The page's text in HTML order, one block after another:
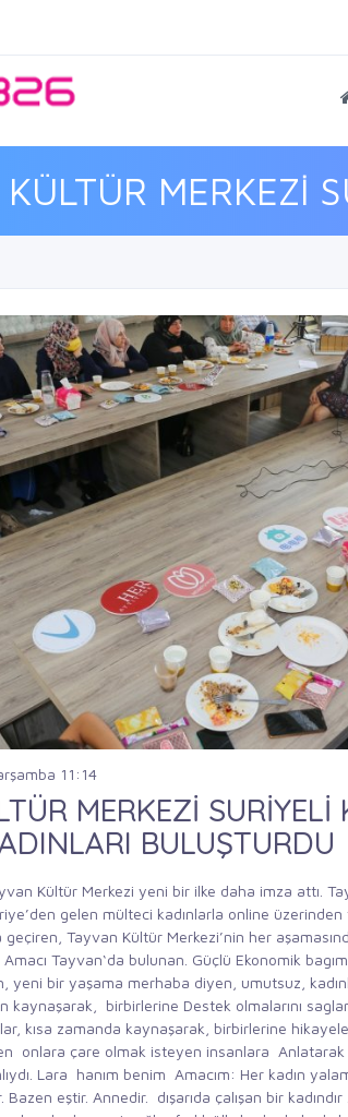
MERKEZİ
11:14
MERKEZİ
BULUŞTURDU
Kültür Merkezi yeni bir ilke daha imza attı.
gelen mülteci kadınlarla online
Tayvan Kültür Merkezi’nin her
Tayvan‘da bulunan. Güçlü Ekonomik
yeni bir yaşama merhaba diyen, umutsuz,
kaynaşarak, birbirlerine Destek olmalarını
kısa zamanda kaynaşarak, birbirlerine
onlara çare olmak isteyen insanlara
Lara hanım benim Amacım: Her kadın
eştir. Annedir. dışarıda çalışan bir kadındır